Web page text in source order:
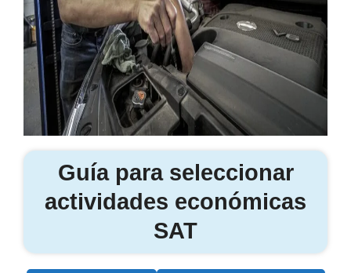
Guía para seleccionar
actividades económicas
SAT